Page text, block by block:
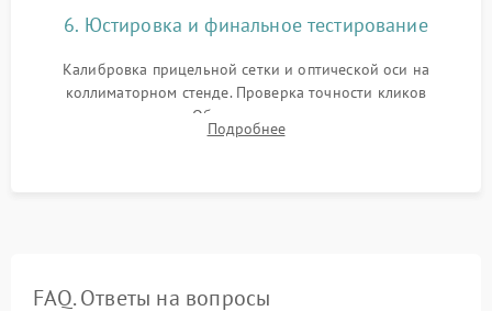
6. Юстировка и финальное тестирование
Калибровка прицельной сетки и оптической оси на
коллиматорном стенде. Проверка точности кликов
механизма поправок. Обязательное испытание прицела на
ударном стенде для проверки устойчивости к отдаче и
Подробнее
FAQ. Ответы на вопросы